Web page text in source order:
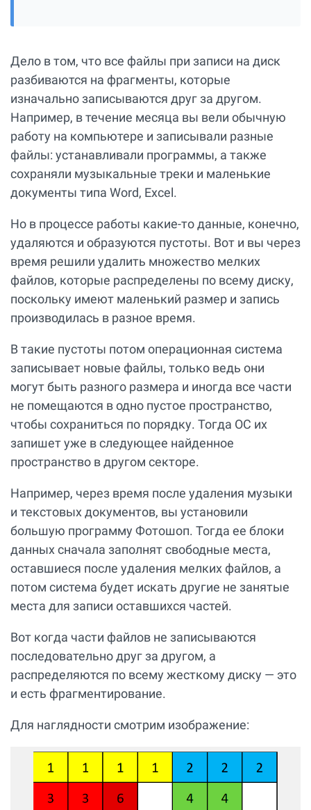
Дело в том, что все файлы при записи на диск
разбиваются на фрагменты, которые
изначально записываются друг за другом.
Например, в течение месяца вы вели обычную
работу на компьютере и записывали разные
файлы: устанавливали программы, а также
сохраняли музыкальные треки и маленькие
документы типа Word, Excel.
Но в процессе работы какие-то данные, конечно,
удаляются и образуются пустоты. Вот и вы через
время решили удалить множество мелких
файлов, которые распределены по всему диску,
поскольку имеют маленький размер и запись
производилась в разное время.
В такие пустоты потом операционная система
записывает новые файлы, только ведь они
могут быть разного размера и иногда все части
не помещаются в одно пустое пространство,
чтобы сохраниться по порядку. Тогда ОС их
запишет уже в следующее найденное
пространство в другом секторе.
Например, через время после удаления музыки
и текстовых документов, вы установили
большую программу Фотошоп. Тогда ее блоки
данных сначала заполнят свободные места,
оставшиеся после удаления мелких файлов, а
потом система будет искать другие не занятые
места для записи оставшихся частей.
Вот когда части файлов не записываются
последовательно друг за другом, а
распределяются по всему жесткому диску — это
и есть фрагментирование.
Для наглядности смотрим изображение: